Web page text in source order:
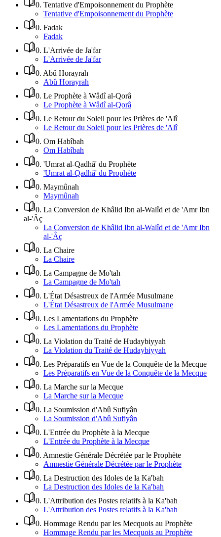
0. Tentative d'Empoisonnement du Prophète
Tentative d'Empoisonnement du Prophète
0. Fadak
Fadak
0. L'Arrivée de Ja'far
L'Arrivée de Ja'far
0. Abû Horayrah
Abû Horayrah
0. Le Prophète à Wâdî al-Qorâ
Le Prophète à Wâdî al-Qorâ
0. Le Retour du Soleil pour les Prières de 'Alî
Le Retour du Soleil pour les Prières de 'Alî
0. Om Habîbah
Om Habîbah
0. 'Umrat al-Qadhâ' du Prophète
'Umrat al-Qadhâ' du Prophète
0. Maymûnah
Maymûnah
0. La Conversion de Khâlid Ibn al-Walîd et de 'Amr Ibn
al-'Âç
La Conversion de Khâlid Ibn al-Walîd et de 'Amr Ibn
al-'Âç
0. La Chaire
La Chaire
0. La Campagne de Mo'tah
La Campagne de Mo'tah
0. L'État Désastreux de l'Armée Musulmane
L'État Désastreux de l'Armée Musulmane
0. Les Lamentations du Prophète
Les Lamentations du Prophète
0. La Violation du Traité de Hudaybiyyah
La Violation du Traité de Hudaybiyyah
0. Les Préparatifs en Vue de la Conquête de la Mecque
Les Préparatifs en Vue de la Conquête de la Mecque
0. La Marche sur la Mecque
La Marche sur la Mecque
0. La Soumission d'Abû Sufiyân
La Soumission d'Abû Sufiyân
0. L'Entrée du Prophète à la Mecque
L'Entrée du Prophète à la Mecque
0. Amnestie Générale Décrétée par le Prophète
Amnestie Générale Décrétée par le Prophète
0. La Destruction des Idoles de la Ka'bah
La Destruction des Idoles de la Ka'bah
0. L'Attribution des Postes relatifs à la Ka'bah
L'Attribution des Postes relatifs à la Ka'bah
0. Hommage Rendu par les Mecquois au Prophète
Hommage Rendu par les Mecquois au Prophète